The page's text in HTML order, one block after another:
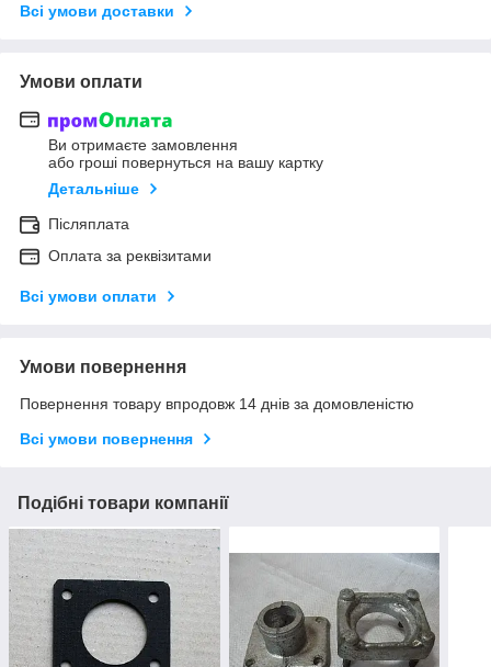
Всі умови доставки
Умови оплати
Ви отримаєте замовлення
або гроші повернуться на вашу картку
Детальніше
Післяплата
Оплата за реквізитами
Всі умови оплати
Умови повернення
Повернення товару впродовж 14 днів за домовленістю
Всі умови повернення
Подібні товари компанії